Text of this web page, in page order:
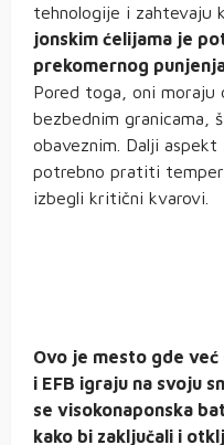
tehnologije i zahtevaju
jonskim ćelijama je
prekomernog
Pored toga, oni moraju
bezbednim granicama,
obaveznim. Dalji
potrebno pratiti
izbegli kritični kvarovi.
Ovo je mesto gde već
i EFB igraju na svoju
se visokonaponska
kako bi zaključali i